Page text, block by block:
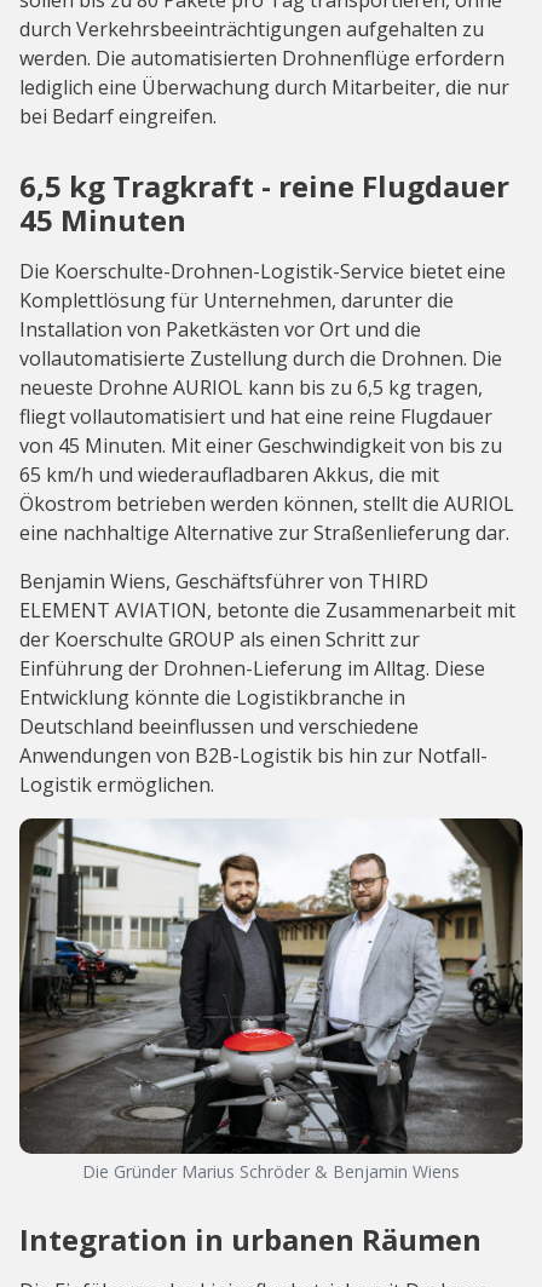
durch Verkehrsbeeinträchtigungen aufgehalten zu
werden. Die automatisierten Drohnenflüge erfordern
lediglich eine Überwachung durch Mitarbeiter, die nur
bei Bedarf eingreifen.
6,5 kg Tragkraft - reine Flugdauer
45 Minuten
Die Koerschulte-Drohnen-Logistik-Service bietet eine
Komplettlösung für Unternehmen, darunter die
Installation von Paketkästen vor Ort und die
vollautomatisierte Zustellung durch die Drohnen. Die
neueste Drohne AURIOL kann bis zu 6,5 kg tragen,
fliegt vollautomatisiert und hat eine reine Flugdauer
von 45 Minuten. Mit einer Geschwindigkeit von bis zu
65 km/h und wiederaufladbaren Akkus, die mit
Ökostrom betrieben werden können, stellt die AURIOL
eine nachhaltige Alternative zur Straßenlieferung dar.
Benjamin Wiens, Geschäftsführer von THIRD
ELEMENT AVIATION, betonte die Zusammenarbeit mit
der Koerschulte GROUP als einen Schritt zur
Einführung der Drohnen-Lieferung im Alltag. Diese
Entwicklung könnte die Logistikbranche in
Deutschland beeinflussen und verschiedene
Anwendungen von B2B-Logistik bis hin zur Notfall-
Logistik ermöglichen.
Die Gründer Marius Schröder & Benjamin Wiens
Integration in urbanen Räumen